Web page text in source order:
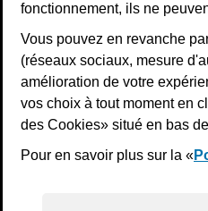
fonctionnement, ils ne
Vous pouvez en revanche
(réseaux sociaux, mesure
amélioration de votre
vos choix à tout moment en
des Cookies» situé en bas
Pour en savoir plus sur la «
S’inscrire à
Télécharger
Nous